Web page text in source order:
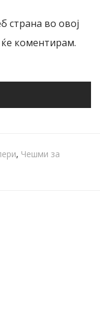
страна во овој
ќе коментирам.
, Чешми за